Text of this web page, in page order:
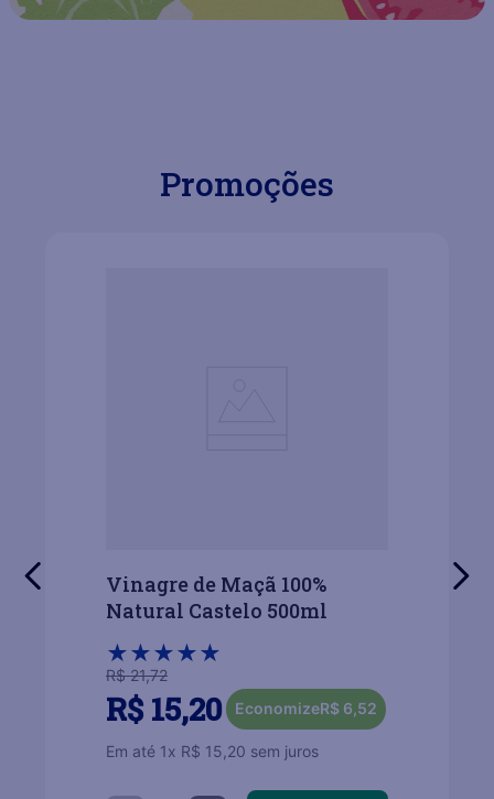
Promoções
Vinagre de Maçã 100%
Natural Castelo 500ml
★★★★★
R$ 21,72
R$ 15,20 EconomizeR$ 6,52
Em até 1x R$ 15 20 sem juros